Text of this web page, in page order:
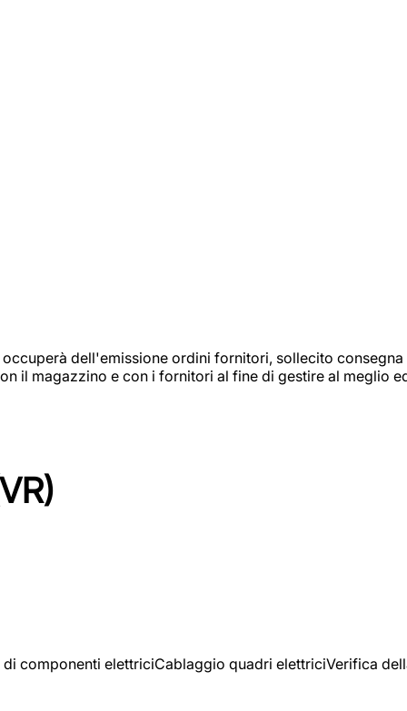
dell'emissione ordini fornitori, sollecito consegna
il magazzino e con i fornitori al fine di gestire al meglio
componenti elettriciCablaggio quadri elettriciVerifica